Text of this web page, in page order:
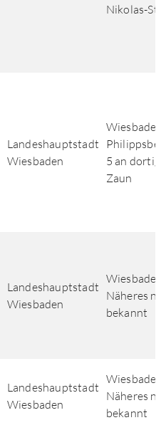
Nikolas-
Landeshauptstadt
Wiesbaden
Wiesbaden,
5 an
Zaun
Landeshauptstadt
Wiesbaden
Wiesbaden,
Näheres
bekannt
Landeshauptstadt
Wiesbaden
Wiesbaden,
Näheres
bekannt